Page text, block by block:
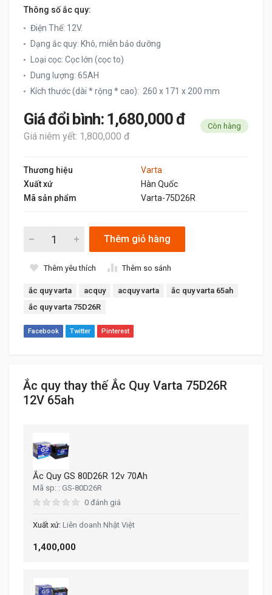
Thông số ắc quy:
Điện Thế: 12V.
Dạng ắc quy: Khô, miễn bảo dưỡng
Loại cọc: Cọc lớn (cọc to)
Dung lượng: 65AH
Kích thước (dài * rộng * cao): 260 x 171 x 200 mm
Giá đổi bình: 1,680,000 đ
Giá niêm yết: 1,800,000 đ
Còn hàng
Thương hiệu
Varta
Xuất xứ
Hàn Quốc
Mã sản phẩm
Varta-75D26R
Thêm giỏ hàng
Thêm yêu thích Thêm so sánh
ắc quy varta acquy acquy varta
ắc quy varta 65ah
ắc quy varta 75D26R
Facebook Twitter Pinterest
Ắc quy thay thế Ắc Quy Varta 75D26R
12V 65ah
Ắc Quy GS 80D26R 12v 70Ah
GS-80D26R
0 đánh giá
Liên doanh Nhật Việt
1,400,000